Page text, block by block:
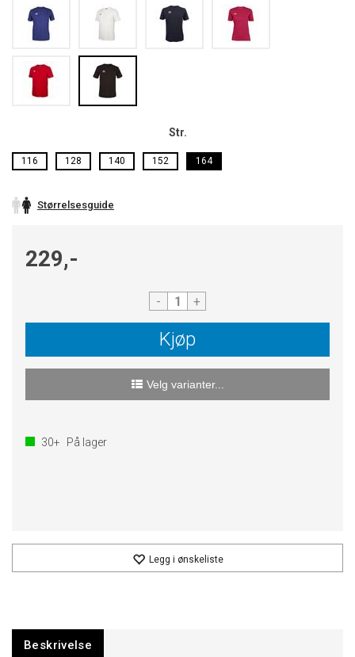
Str.
116 128 140 152 164
Størrelsesguide
229,-
- +
Kjøp
Velg varianter...
30+ På lager
Legg i ønskeliste
Beskrivelse